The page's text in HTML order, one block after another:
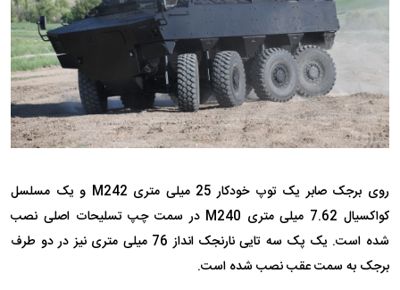
روی برجک صابر یک توپ خودکار 25 میلی متری M242 و یک مسلسل
کواکسیال 7.62 میلی متری M240 در سمت چپ تسلیحات اصلی نصب
شده است. یک پک سه تایی نارنجک انداز 76 میلی متری نیز در دو طرف
برجک به سمت عقب نصب شده است.